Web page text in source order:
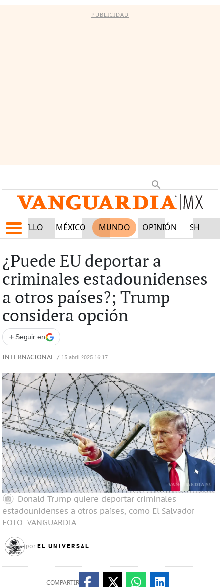
PUBLICIDAD
SALTILLO MÉXICO MUNDO OPINIÓN SHOW
¿Puede EU deportar a
criminales estadounidenses
a otros países?; Trump
considera opción
+ Seguir en
INTERNACIONAL / 15 abril 2025 16:17
Donald Trump quiere deportar criminales
estadounidenses a otros países, como El Salvador
FOTO: VANGUARDIA
por EL UNIVERSAL
COMPARTIR